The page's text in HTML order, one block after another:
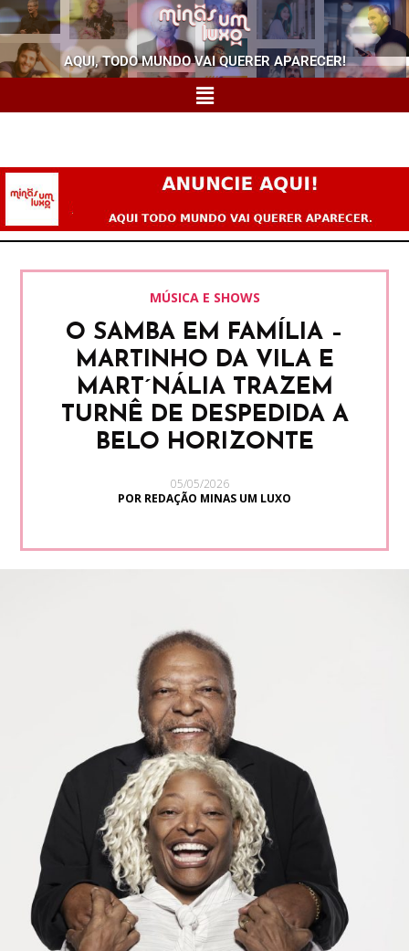
AQUI, TODO MUNDO VAI QUERER APARECER!
MÚSICA E SHOWS
O SAMBA EM FAMÍLIA –
MARTINHO DA VILA E
MART´NÁLIA TRAZEM
TURNÊ DE DESPEDIDA A
BELO HORIZONTE
05/05/2026
POR REDAÇÃO MINAS UM LUXO